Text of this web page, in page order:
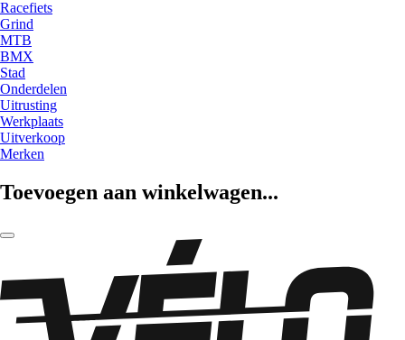
Racefiets
Grind
MTB
BMX
Stad
Onderdelen
Uitrusting
Werkplaats
Uitverkoop
Merken
Toevoegen aan winkelwagen...